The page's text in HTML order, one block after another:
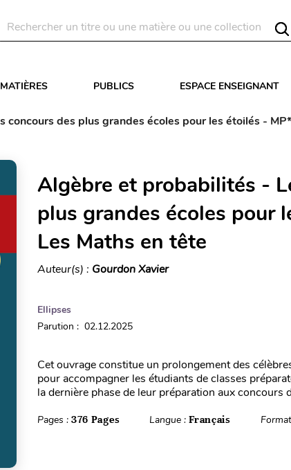
MATIÈRES PUBLICS ESPACE ENSEIGNANT
des plus grandes écoles pour les étoilés -
Algèbre et probabilités -
plus grandes écoles pour
Les Maths en tête
Auteur(s) : Gourdon Xavier
Ellipses
Parution : 02.12.2025
Cet ouvrage constitue un prolongement des
pour accompagner les étudiants de classes
la dernière phase de leur préparation aux concours
Pages : 376 Pages Langue :Français